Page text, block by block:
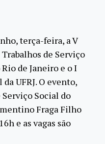
terça-feira, a V
de Serviço
de Janeiro e o I
UFRJ. O evento,
Social do
Fraga Filho
e as vagas são